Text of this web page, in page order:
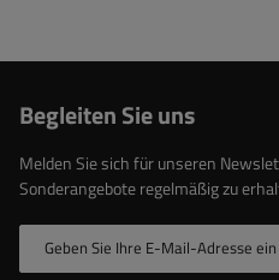
Begleiten Sie uns
Melden Sie sich für unseren
Sonderangebote regelmäßig zu
Geben Sie Ihre E-Mail-Adresse ein